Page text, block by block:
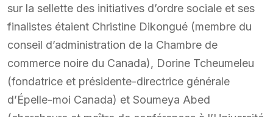
sur la sellette des initiatives d’ordre sociale et ses
finalistes étaient Christine Dikongué (membre du
conseil d’administration de la Chambre de
commerce noire du Canada), Dorine Tcheumeleu
(fondatrice et présidente-directrice générale
d’Épelle-moi Canada) et Soumeya Abed